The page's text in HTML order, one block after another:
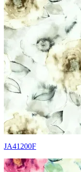
JA41200F